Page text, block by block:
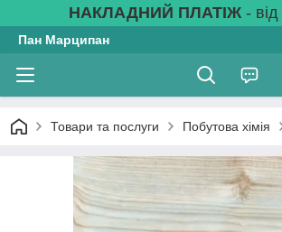
НАКЛАДНИЙ ПЛАТІЖ- від
Пан Марципан
Товари та послуги Побутова хімія